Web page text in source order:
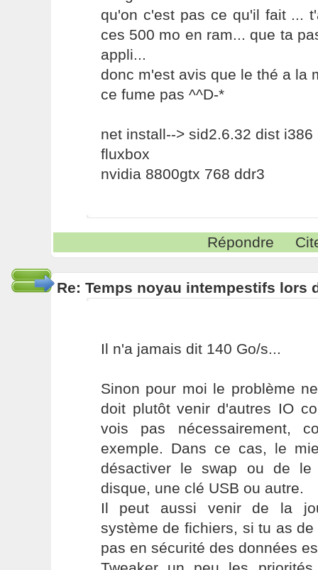
qu'on c'est pas ce qu'il fait ...
ces 500 mo en ram... que ta
appli...
donc m'est avis que le thé a la
ce fume pas ^^D-*
net install--> sid2.6.32 dist i386
fluxbox
nvidia 8800gtx 768 ddr3
Répondre
Re: Temps noyau intempestifs lors
Il n'a jamais dit 140 Go/s...
Sinon pour moi le problème
doit plutôt venir d'autres IO
vois pas nécessairement,
exemple. Dans ce cas, le
désactiver le swap ou de
disque, une clé USB ou autre.
Il peut aussi venir de la
système de fichiers, si tu as
pas en sécurité des données